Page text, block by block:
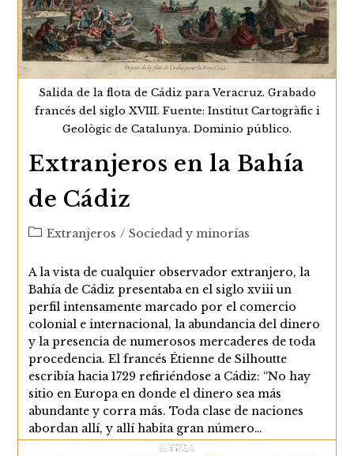
Salida de la flota de Cádiz para Veracruz. Grabado
francés del siglo XVIII. Fuente: Institut Cartogràfic i
Geològic de Catalunya. Dominio público.
Extranjeros en la Bahía
de Cádiz
Categoría
la
entrada:
Extranjeros / Sociedad y minorías
A la vista de cualquier observador extranjero, la
Bahía de Cádiz presentaba en el siglo xviii un
perfil intensamente marcado por el comercio
colonial e internacional, la abundancia del dinero
y la presencia de numerosos mercaderes de toda
procedencia. El francés Étienne de Silhoutte
escribía hacia 1729 refiriéndose a Cádiz: “No hay
sitio en Europa en donde el dinero sea más
abundante y corra más. Toda clase de naciones
abordan allí, y allí habita gran número…